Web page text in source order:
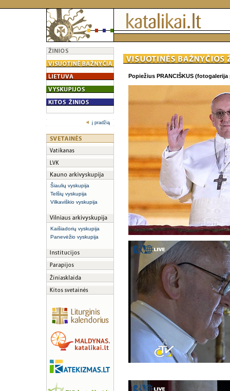
į pradžią
Šiaulių vyskupija
Telšių vyskupija
Vilkaviškio vyskupija
Kaišiadorių vyskupija
Panevėžio vyskupija
Popiežius PRANCIŠKUS